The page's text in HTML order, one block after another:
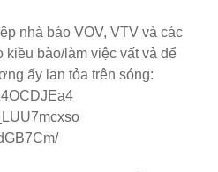
nhà báo VOV, VTV và các
kiều bào/làm việc vất vả để
ấy lan tỏa trên sóng: